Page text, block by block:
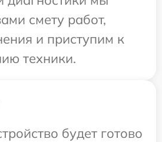
смету работ,
и приступим к
техники.
будет готово